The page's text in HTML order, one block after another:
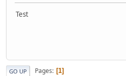
Test
GO UP Pages 1